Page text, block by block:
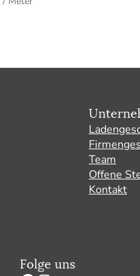
Folge uns
Team
Offene
Kontakt